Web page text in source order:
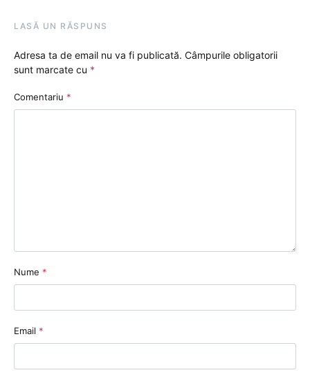
LASĂ UN RĂSPUNS
Adresa ta de email nu va fi publicată. Câmpurile obligatorii
sunt marcate cu *
Comentariu *
Nume *
Email *